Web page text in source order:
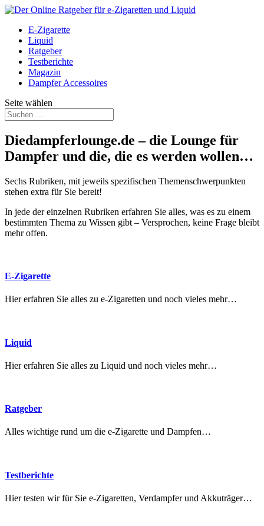
E-Zigarette
Liquid
Ratgeber
Testberichte
Magazin
Dampfer Accessoires
Seite wählen
Diedampferlounge.de – die Lounge für
Dampfer und die, die es werden wollen…
Sechs Rubriken, mit jeweils spezifischen Themenschwerpunkten
stehen extra für Sie bereit!
In jede der einzelnen Rubriken erfahren Sie alles, was es zu einem
bestimmten Thema zu Wissen gibt – Versprochen, keine Frage bleibt
mehr offen.
E-Zigarette
Hier erfahren Sie alles zu e-Zigaretten und noch vieles mehr…
Liquid
Hier erfahren Sie alles zu Liquid und noch vieles mehr…
Ratgeber
Alles wichtige rund um die e-Zigarette und Dampfen…
Testberichte
Hier testen wir für Sie e-Zigaretten, Verdampfer und Akkuträger…